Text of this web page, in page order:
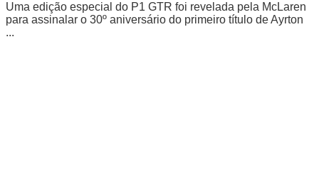
Uma edição especial do P1 GTR foi revelada pela McLaren
para assinalar o 30º aniversário do primeiro título de Ayrton
...